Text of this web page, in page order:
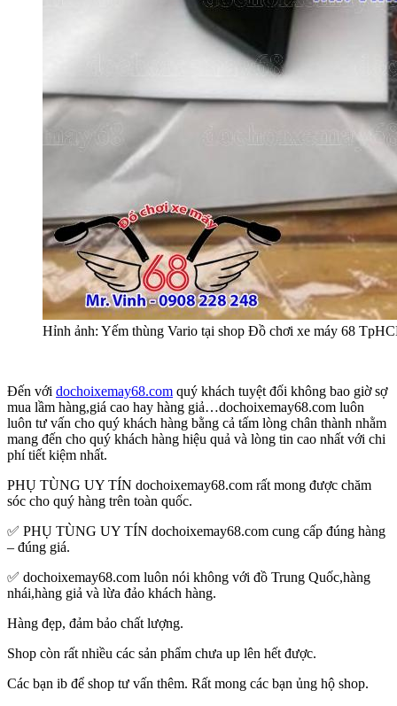
Hỉnh ảnh: Yếm thùng Vario tại shop Đồ chơi xe máy 68
Đến với dochoixemay68.com quý khách tuyệt đối không bao giờ sợ
mua lầm hàng,giá cao hay hàng giả…dochoixemay68.com luôn
luôn tư vấn cho quý khách hàng bằng cả tấm lòng chân thành nhằm
mang đến cho quý khách hàng hiệu quả và lòng tin cao nhất với chi
phí tiết kiệm nhất.
PHỤ TÙNG UY TÍN dochoixemay68.com rất mong được chăm
sóc cho quý hàng trên toàn quốc.
✅ PHỤ TÙNG UY TÍN dochoixemay68.com cung cấp đúng hàng
– đúng giá.
✅ dochoixemay68.com luôn nói không với đồ Trung Quốc,hàng
nhái,hàng giả và lừa đảo khách hàng.
Hàng đẹp, đảm bảo chất lượng.
Shop còn rất nhiều các sản phẩm chưa up lên hết được.
Các bạn ib để shop tư vấn thêm. Rất mong các bạn ủng hộ shop.